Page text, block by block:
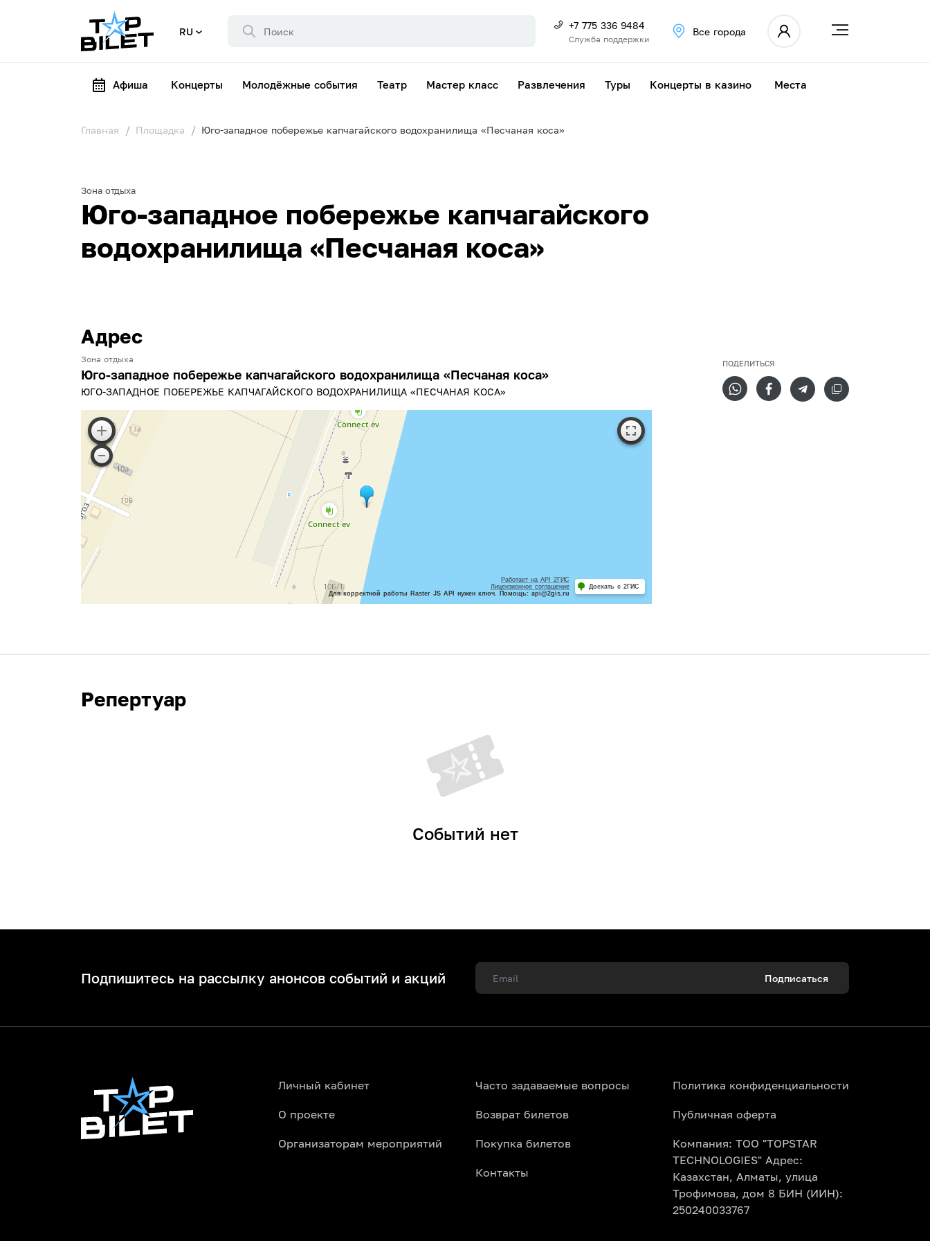
RU +7 775 336 9484
Служба поддержки
Все города
Афиша Концерты Молодёжные события Театр Мастер класс Развлечения Туры Концерты в казино Места
Главная Площадка Юго-западное побережье капчагайского водохранилища «Песчаная коса»
Зона отдыха
Юго-западное побережье капчагайского
водохранилища «Песчаная коса»
Адрес
Зона отдыха
Юго-западное побережье капчагайского водохранилища «Песчаная коса»
ЮГО-ЗАПАДНОЕ ПОБЕРЕЖЬЕ КАПЧАГАЙСКОГО ВОДОХРАНИЛИЩА «ПЕСЧАНАЯ КОСА»
Работает на API 2ГИС
Лицензионное соглашение
Для корректной работы Raster JS API нужен ключ. Помощь: api@2gis.ru
Доехать с 2ГИС
ПОДЕЛИТЬСЯ
Репертуар
Событий нет
Подпишитесь на рассылку анонсов событий и акций Подписаться
Личный кабинет
О проекте
Организаторам мероприятий
Часто задаваемые вопросы
Возврат билетов
Покупка билетов
Контакты
Политика конфиденциальности
Публичная оферта
Компания: ТОО "TOPSTAR
TECHNOLOGIES" Адрес:
Казахстан, Алматы, улица
Трофимова, дом 8 БИН (ИИН):
250240033767